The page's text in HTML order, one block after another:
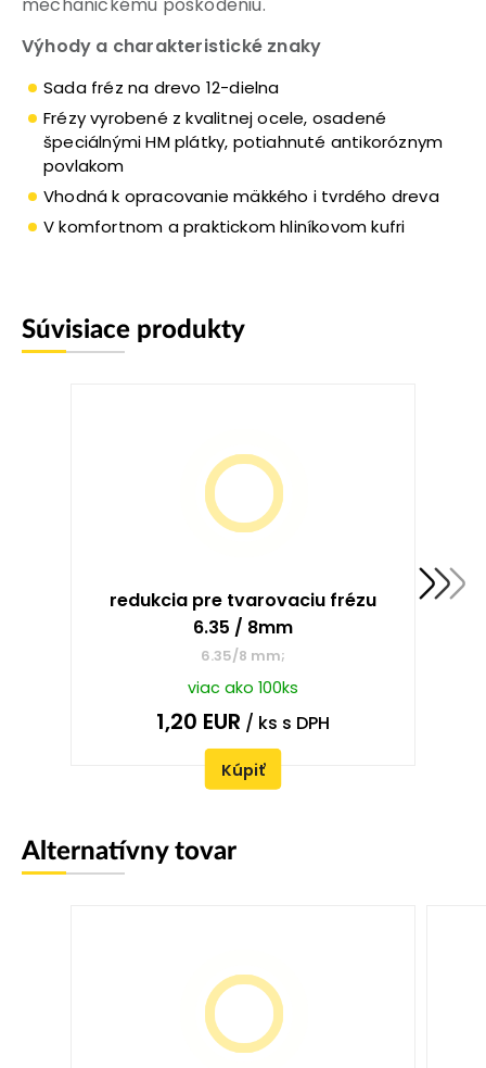
mechanickému poškodeniu.
Výhody a charakteristické znaky
Sada fréz na drevo 12-dielna
Frézy vyrobené z kvalitnej ocele, osadené
špeciálnými HM plátky, potiahnuté antikoróznym
povlakom
Vhodná k opracovanie mäkkého i tvrdého dreva
V komfortnom a praktickom hliníkovom kufri
Súvisiace produkty
redukcia pre tvarovaciu frézu
6.35 / 8mm
6.35/8 mm;
viac ako 100ks
1,20 EUR / ks s DPH
Kúpiť
Alternatívny tovar